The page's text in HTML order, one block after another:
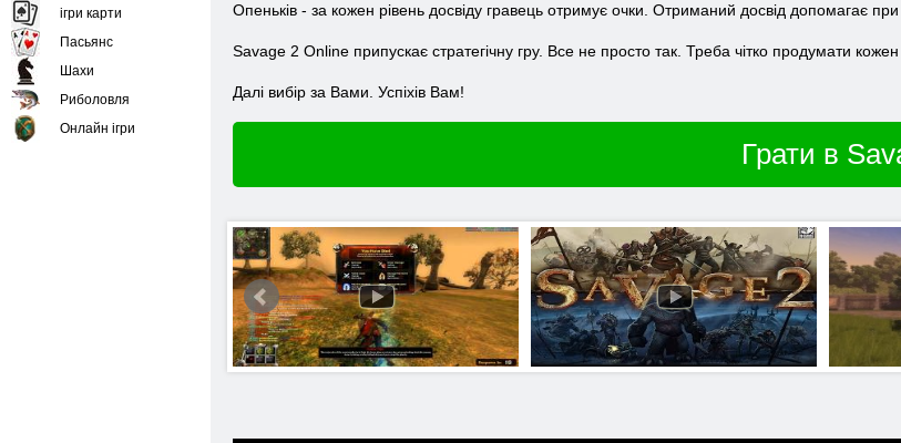
Опеньків - за кожен рівень досвіду гравець отримує очки. Отриманий досвід допомагає
Savage 2 Online припускає стратегічну гру. Все не просто так. Треба чітко продумати кожен
Далі вибір за Вами. Успіхів Вам!
Грати в
ігри карти
Пасьянс
Шахи
Риболовля
Онлайн ігри